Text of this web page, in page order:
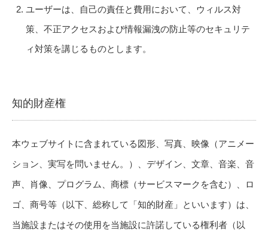
ユーザーは、自己の責任と費用において、ウィルス対
策、不正アクセスおよび情報漏洩の防止等のセキュリテ
ィ対策を講じるものとします。
知的財産権
本ウェブサイトに含まれている図形、写真、映像（アニメー
ション、実写を問いません。）、デザイン、文章、音楽、音
声、肖像、プログラム、商標（サービスマークを含む）、ロ
ゴ、商号等（以下、総称して「知的財産」といいます）は、
当施設またはその使用を当施設に許諾している権利者（以